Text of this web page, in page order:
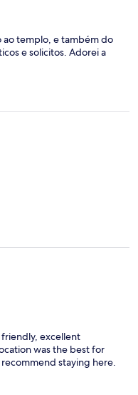
ao templo, e também do
e solicitos. Adorei a
friendly, excellent
was the best for
staying here.